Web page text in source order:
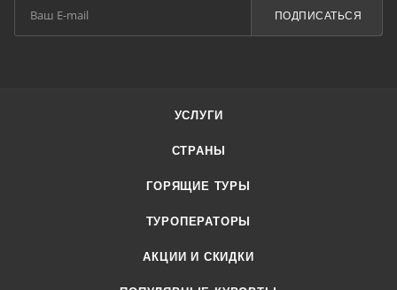
ПОДПИСАТЬСЯ
УСЛУГИ
СТРАНЫ
ГОРЯЩИЕ ТУРЫ
ТУРОПЕРАТОРЫ
АКЦИИ И СКИДКИ